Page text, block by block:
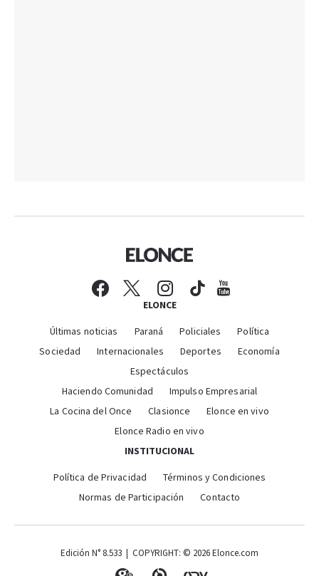
ELONCE
Últimas noticias Paraná Policiales
Política
Sociedad
Internacionales Deportes
Economía
Espectáculos
Haciendo Comunidad
Impulso Empresarial
La Cocina del Once
Clasionce
Elonce en vivo
Elonce Radio en vivo
INSTITUCIONAL
Política de Privacidad
Términos y Condiciones
Normas de Participación
Contacto
Edición N° 8.533 | COPYRIGHT: © 2026 Elonce.com